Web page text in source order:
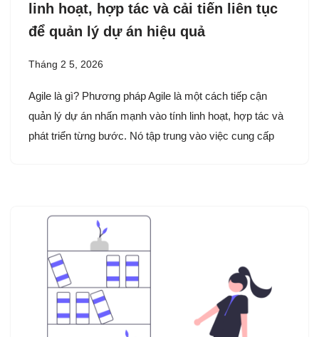
linh hoạt, hợp tác và cải tiến liên tục
để quản lý dự án hiệu quả
Tháng 2 5, 2026
Agile là gì? Phương pháp Agile là một cách tiếp cận
quản lý dự án nhấn mạnh vào tính linh hoạt, hợp tác và
phát triển từng bước. Nó tập trung vào việc cung cấp